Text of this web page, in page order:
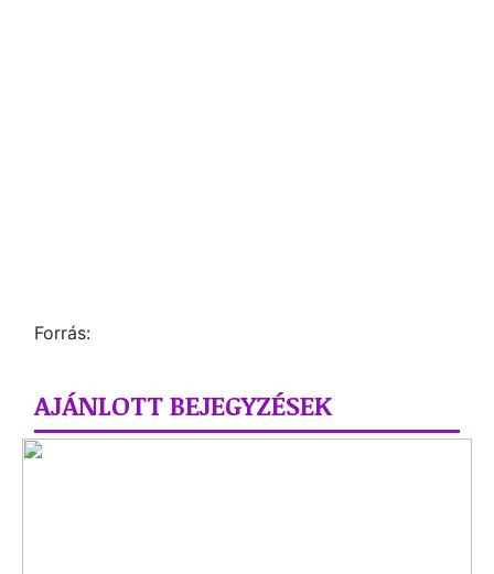
Forrás:
AJÁNLOTT BEJEGYZÉSEK